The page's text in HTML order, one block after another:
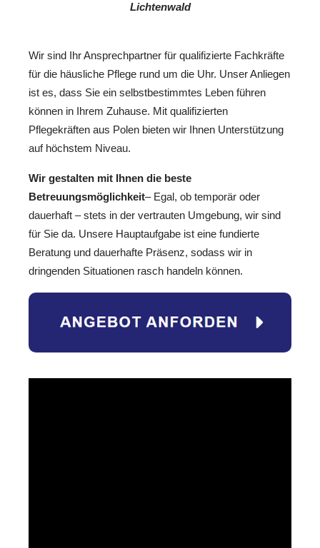
Lichtenwald
Wir sind Ihr Ansprechpartner für qualifizierte Fachkräfte
für die häusliche Pflege rund um die Uhr. Unser Anliegen
ist es, dass Sie ein selbstbestimmtes Leben führen
können in Ihrem Zuhause. Mit qualifizierten
Pflegekräften aus Polen bieten wir Ihnen Unterstützung
auf höchstem Niveau.
Wir gestalten mit Ihnen die beste
Betreuungsmöglichkeit– Egal, ob temporär oder
dauerhaft – stets in der vertrauten Umgebung, wir sind
für Sie da. Unsere Hauptaufgabe ist eine fundierte
Beratung und dauerhafte Präsenz, sodass wir in
dringenden Situationen rasch handeln können.